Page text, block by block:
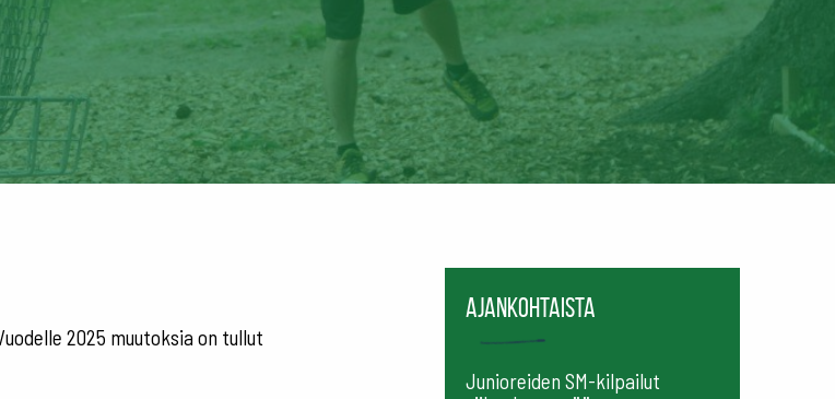
2025 muutoksia on tullut
Ajankohtaista
Junioreiden SM-kilpailut